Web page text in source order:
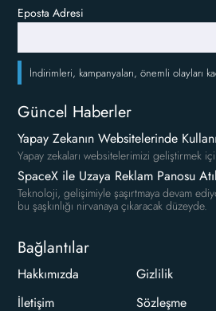
Eposta Adresi
İndirimleri, kampanyaları, önemli olayları
Güncel Haberler
Yapay Zekanın Websitelerinde
Yapay zekaları websitelerimizi geliştirmek
SpaceX ile Uzaya Reklam Panosu
Teknoloji, gelişimiyle şaşırtmaya devam
bu şaşkınlığı nirvanaya çıkaracak düzeyde.
Bağlantılar
Hakkımızda
İletişim
Gizlilik
Sözleşme